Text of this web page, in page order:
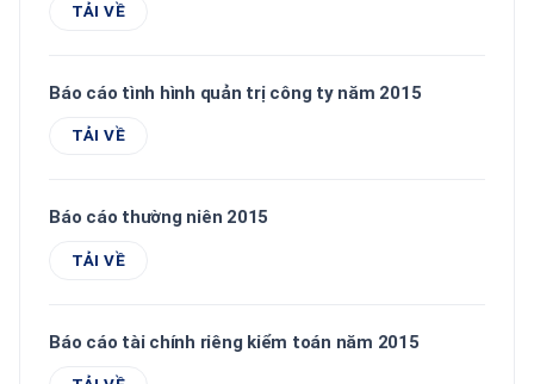
TẢI VỀ
Báo cáo tình hình quản trị công ty năm 2015
TẢI VỀ
Báo cáo thường niên 2015
TẢI VỀ
Báo cáo tài chính riêng kiểm toán năm 2015